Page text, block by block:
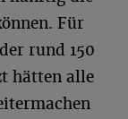
Für
rund 150
hätten alle